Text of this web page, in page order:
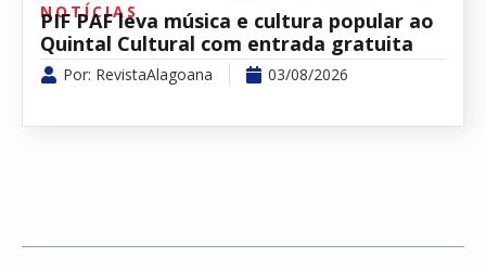
NOTÍCIAS
PIF PAF leva música e cultura popular ao
Quintal Cultural com entrada gratuita
Por: RevistaAlagoana 03/08/2026